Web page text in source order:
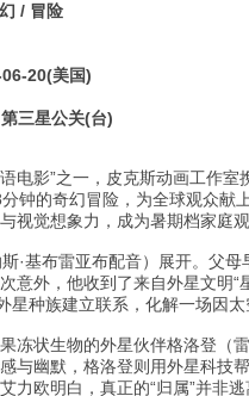
/ 冒险
20(美国)
三星公关(台)
电影”之一，皮克斯动画工作
钟的奇幻冒险，为全球观众
视觉想象力，成为暑期档家庭观
·基布雷亚布配音）展开。父
意外，他收到了来自外星文
星种族建立联系，化解一场因太
冻状生物的外星伙伴格洛登（
与幽默，格洛登则用外星科技
力欧明白，真正的“归属”并非